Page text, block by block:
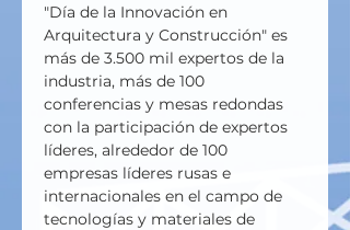
"Día de la Innovación en
Arquitectura y Construcción" es
más de 3.500 mil expertos de la
industria, más de 100
conferencias y mesas redondas
con la participación de expertos
líderes, alrededor de 100
empresas líderes rusas e
internacionales en el campo de
tecnologías y materiales de